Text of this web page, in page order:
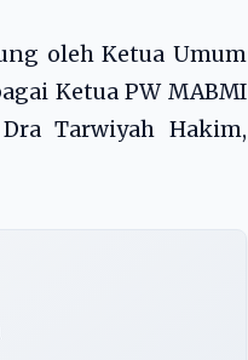
oleh Ketua Umum
Ketua PW MABMI
Tarwiyah Hakim,